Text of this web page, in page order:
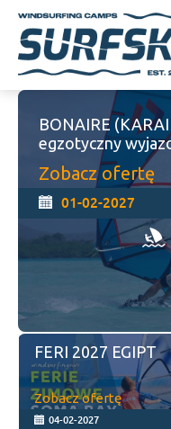
Wyjazd WIND
Zobacz ofertę
24-09-2026
Pro Camp
2026
Zobacz ofertę
23-08-2026